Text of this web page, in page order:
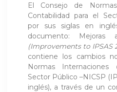
El Consejo de
Contabilidad para el
por sus siglas en
documento:
(Improvements to IPSAS
contiene los cambios
Normas Internaciones
Sector Público –NICSP
inglés), a través de un